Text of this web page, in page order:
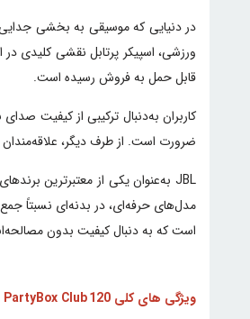
در دنیایی که موسیقی به بخشی
قابل حمل به فروش رسیده است.
کاربران به‌دنبال ترکیبی از کیفیت
ضرورت است. از طرف دیگر،
است که به دنبال کیفیت بدون
ویژگی های کلی JBL PartyBox Club 120: